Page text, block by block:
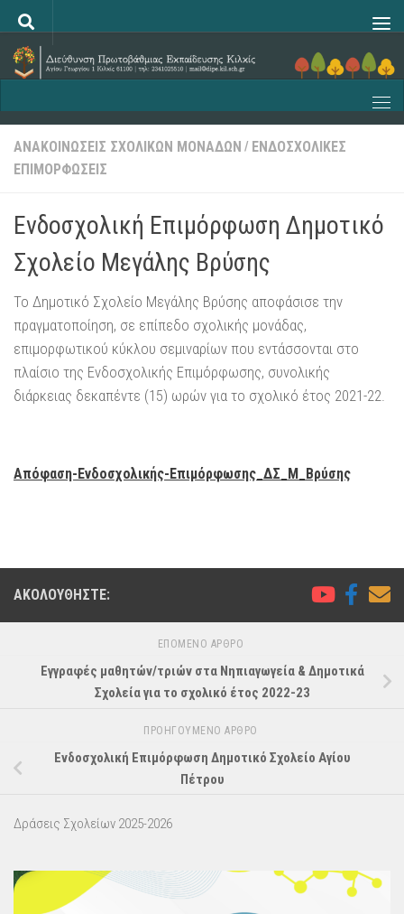
Skip to content
ΑΝΑΚΟΙΝΏΣΕΙΣ ΣΧΟΛΙΚΏΝ ΜΟΝΆΔΩΝ / ΕΝΔΟΣΧΟΛΙΚΕΣ
ΕΠΙΜΟΡΦΩΣΕΙΣ
Ενδοσχολική Επιμόρφωση Δημοτικό
Σχολείο Μεγάλης Βρύσης
Το Δημοτικό Σχολείο Μεγάλης Βρύσης αποφάσισε την
πραγματοποίηση, σε επίπεδο σχολικής μονάδας,
επιμορφωτικού κύκλου σεμιναρίων που εντάσσονται στο
πλαίσιο της Ενδοσχολικής Επιμόρφωσης, συνολικής
διάρκειας δεκαπέντε (15) ωρών για το σχολικό έτος 2021-22.
Απόφαση-Ενδοσχολικής-Επιμόρφωσης_ΔΣ_Μ_Βρύσης
ΑΚΟΛΟΥΘΉΣΤΕ:
ΕΠΌΜΕΝΟ ΆΡΘΡΟ
Εγγραφές μαθητών/τριών στα Νηπιαγωγεία & Δημοτικά
Σχολεία για το σχολικό έτος 2022-23
ΠΡΟΗΓΟΎΜΕΝΟ ΆΡΘΡΟ
Ενδοσχολική Επιμόρφωση Δημοτικό Σχολείο Αγίου
Πέτρου
Δράσεις Σχολείων 2025-2026